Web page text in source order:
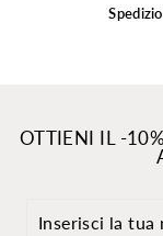
OTTIENI IL -